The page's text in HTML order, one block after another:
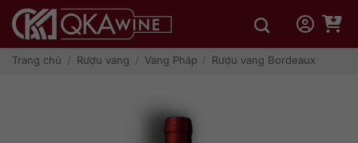
qua
dungTrang chủ / Rượu vang / Vang Pháp / Rượu vang Bordeaux